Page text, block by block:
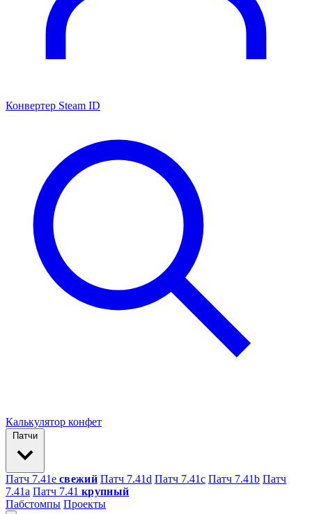
Конвертер Steam ID
Калькулятор конфет
Патчи
Патч 7.41e свежий Патч 7.41d Патч 7.41c Патч 7.41b Патч
7.41а Патч 7.41 крупный
Пабстомпы Проекты